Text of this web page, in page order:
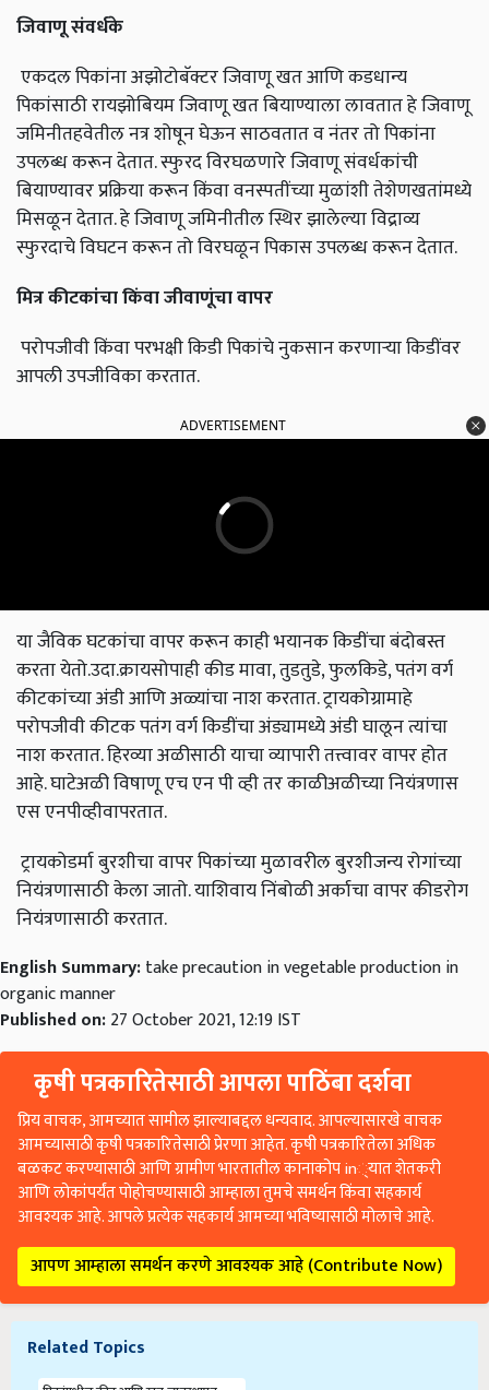
जिवाणू संवर्धके
एकदल पिकांना अझोटोबॅक्टर जिवाणू खत आणि कडधान्य
पिकांसाठी रायझोबियम जिवाणू खत बियाण्याला लावतात हे जिवाणू
जमिनीतहवेतील नत्र शोषून घेऊन साठवतात व नंतर तो पिकांना
उपलब्ध करून देतात. स्फुरद विरघळणारे जिवाणू संवर्धकांची
बियाण्यावर प्रक्रिया करून किंवा वनस्पतींच्या मुळांशी तेशेणखतांमध्ये
मिसळून देतात. हे जिवाणू जमिनीतील स्थिर झालेल्या विद्राव्य
स्फुरदाचे विघटन करून तो विरघळून पिकास उपलब्ध करून देतात.
मित्र कीटकांचा किंवा जीवाणूंचा वापर
परोपजीवी किंवा परभक्षी किडी पिकांचे नुकसान करणार्‍या किडींवर
आपली उपजीविका करतात.
ADVERTISEMENT
या जैविक घटकांचा वापर करून काही भयानक किडींचा बंदोबस्त
करता येतो.उदा.क्रायसोपाही कीड मावा, तुडतुडे, फुलकिडे, पतंग वर्ग
कीटकांच्या अंडी आणि अळ्यांचा नाश करतात. ट्रायकोग्रामाहे
परोपजीवी कीटक पतंग वर्ग किडींचा अंड्यामध्ये अंडी घालून त्यांचा
नाश करतात. हिरव्या अळीसाठी याचा व्यापारी तत्त्वावर वापर होत
आहे. घाटेअळी विषाणू एच एन पी व्ही तर काळीअळीच्या नियंत्रणास
एस एनपीव्हीवापरतात.
ट्रायकोडर्मा बुरशीचा वापर पिकांच्या मुळावरील बुरशीजन्य रोगांच्या
नियंत्रणासाठी केला जातो. याशिवाय निंबोळी अर्काचा वापर कीडरोग
नियंत्रणासाठी करतात.
English Summary:take precaution in vegetable production in
organic manner
Published on:27 October 2021, 12:19 IST
कृषी पत्रकारितेसाठी आपला पाठिंबा दर्शवा
प्रिय वाचक, आमच्यात सामील झाल्याबद्दल धन्यवाद. आपल्यासारखे वाचक
आमच्यासाठी कृषी पत्रकारितेसाठी प्रेरणा आहेत. कृषी पत्रकारितेला अधिक
बळकट करण्यासाठी आणि ग्रामीण भारतातील कानाकोप in्यात शेतकरी
आणि लोकांपर्यंत पोहोचण्यासाठी आम्हाला तुमचे समर्थन किंवा सहकार्य
आवश्यक आहे. आपले प्रत्येक सहकार्य आमच्या भविष्यासाठी मोलाचे आहे.
आपण आम्हाला समर्थन करणे आवश्यक आहे (Contribute Now)
Related Topics